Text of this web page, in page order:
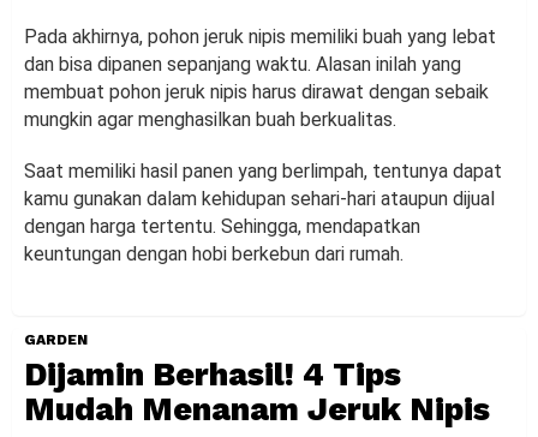
Pada akhirnya, pohon jeruk nipis memiliki buah yang lebat
dan bisa dipanen sepanjang waktu. Alasan inilah yang
membuat pohon jeruk nipis harus dirawat dengan sebaik
mungkin agar menghasilkan buah berkualitas.
Saat memiliki hasil panen yang berlimpah, tentunya dapat
kamu gunakan dalam kehidupan sehari-hari ataupun dijual
dengan harga tertentu. Sehingga, mendapatkan
keuntungan dengan hobi berkebun dari rumah.
GARDEN
Dijamin Berhasil! 4 Tips
Mudah Menanam Jeruk Nipis